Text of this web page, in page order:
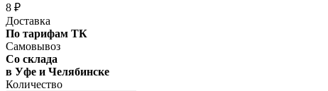
8 ₽
Доставка
По тарифам ТК
Самовывоз
Со склада
в Уфе и Челябинске
Количество